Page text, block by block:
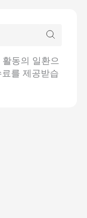
동의 일환으
를 제공받습